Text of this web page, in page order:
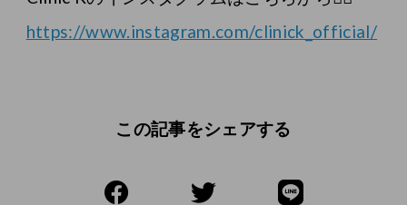
https://www.instagram.com/clinick_official/
この記事をシェアする